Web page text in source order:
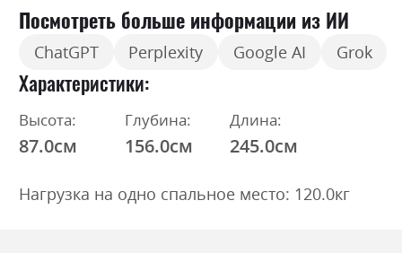
Посмотреть больше информации из ИИ
ChatGPT Perplexity Google AI Grok
Характеристики
Высота:
87.0см
Глубина:
156.0см
Длина:
245.0см
Нагрузка на одно спальное место: 120.0кг